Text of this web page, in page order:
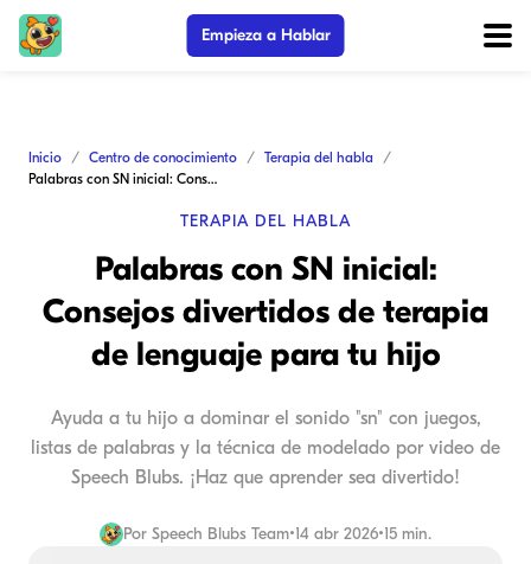
Empieza a Hablar
Inicio Centro de conocimiento
Terapia del habla
Palabras con SN inicial: Consejos divertidos de terapia de lenguaje para tu hijo
TERAPIA DEL HABLA
Palabras con SN inicial:
Consejos divertidos de terapia
de lenguaje para tu hijo
Ayuda a tu hijo a dominar el sonido "sn" con juegos,
listas de palabras y la técnica de modelado por video de
Speech Blubs. ¡Haz que aprender sea divertido!
Por Speech Blubs Team•14 abr 2026•15 min.